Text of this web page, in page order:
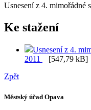
Usnesení z 4. mimořádné
Ke stažení
Usnesení z 4.
2011
[547,79 kB]
Zpět
Městský úřad Opava